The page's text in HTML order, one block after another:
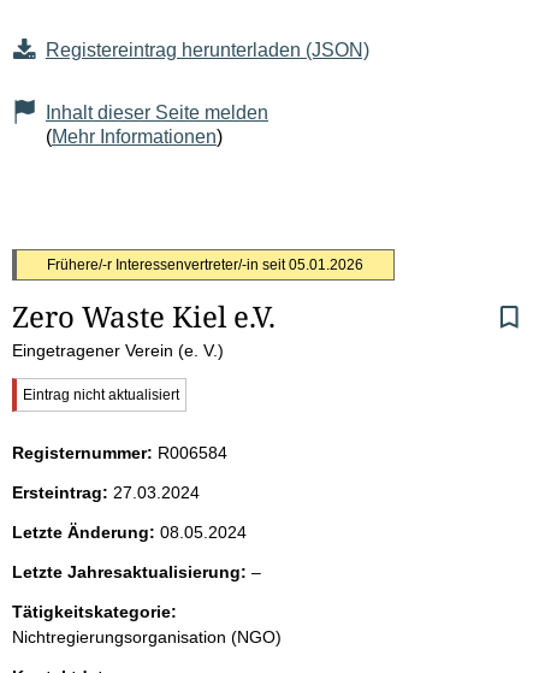
Registereintrag herunterladen (JSON)
Inhalt dieser Seite melden
(Mehr Informationen)
S
e
i
t
e
n
i
n
Frühere/-r Interessenvertreter/-in seit 05.01.2026
Zero Waste Kiel e.V.
Eingetragener Verein (e. V.)
W
i
h
i
r
i
n
Eintrag nicht aktualisiert
Registernummer: R006584
Ersteintrag: 27.03.2024
Letzte Änderung: 08.05.2024
Letzte Jahresaktualisierung: –l
r
Tätigkeitskategorie:
Nichtregierungsorganisation (NGO)